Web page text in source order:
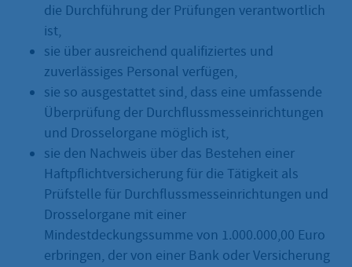
die Durchführung der Prüfungen verantwortlich
ist,
sie über ausreichend qualifiziertes und
zuverlässiges Personal verfügen,
sie so ausgestattet sind, dass eine umfassende
Überprüfung der Durchflussmesseinrichtungen
und Drosselorgane möglich ist,
sie den Nachweis über das Bestehen einer
Haftpflichtversicherung für die Tätigkeit als
Prüfstelle für Durchflussmesseinrichtungen und
Drosselorgane mit einer
Mindestdeckungssumme von 1.000.000,00 Euro
erbringen, der von einer Bank oder Versicherung